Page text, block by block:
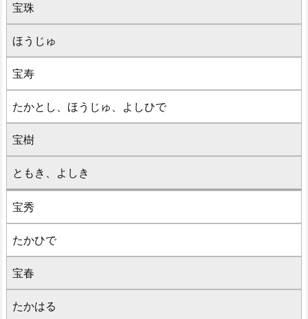
宝珠
ほうじゅ
宝寿
たかとし、ほうじゅ、よしひで
宝樹
ともき、よしき
宝秀
たかひで
宝春
たかはる